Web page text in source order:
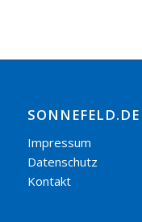
SONNEFELD.DE
Impressum
Datenschutz
Kontakt